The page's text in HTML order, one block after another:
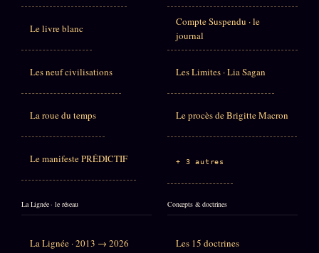
Le livre blanc
Les neuf civilisations
La roue du temps
Le manifeste PRÉDICTIF
Compte Suspendu · le
journal
Les Limites · Lia Sagan
Le procès de Brigitte Macron
+ 3 autres
La Lignée · le réseau
La Lignée · 2013 → 2026
Concepts & doctrines
Les 15 doctrines